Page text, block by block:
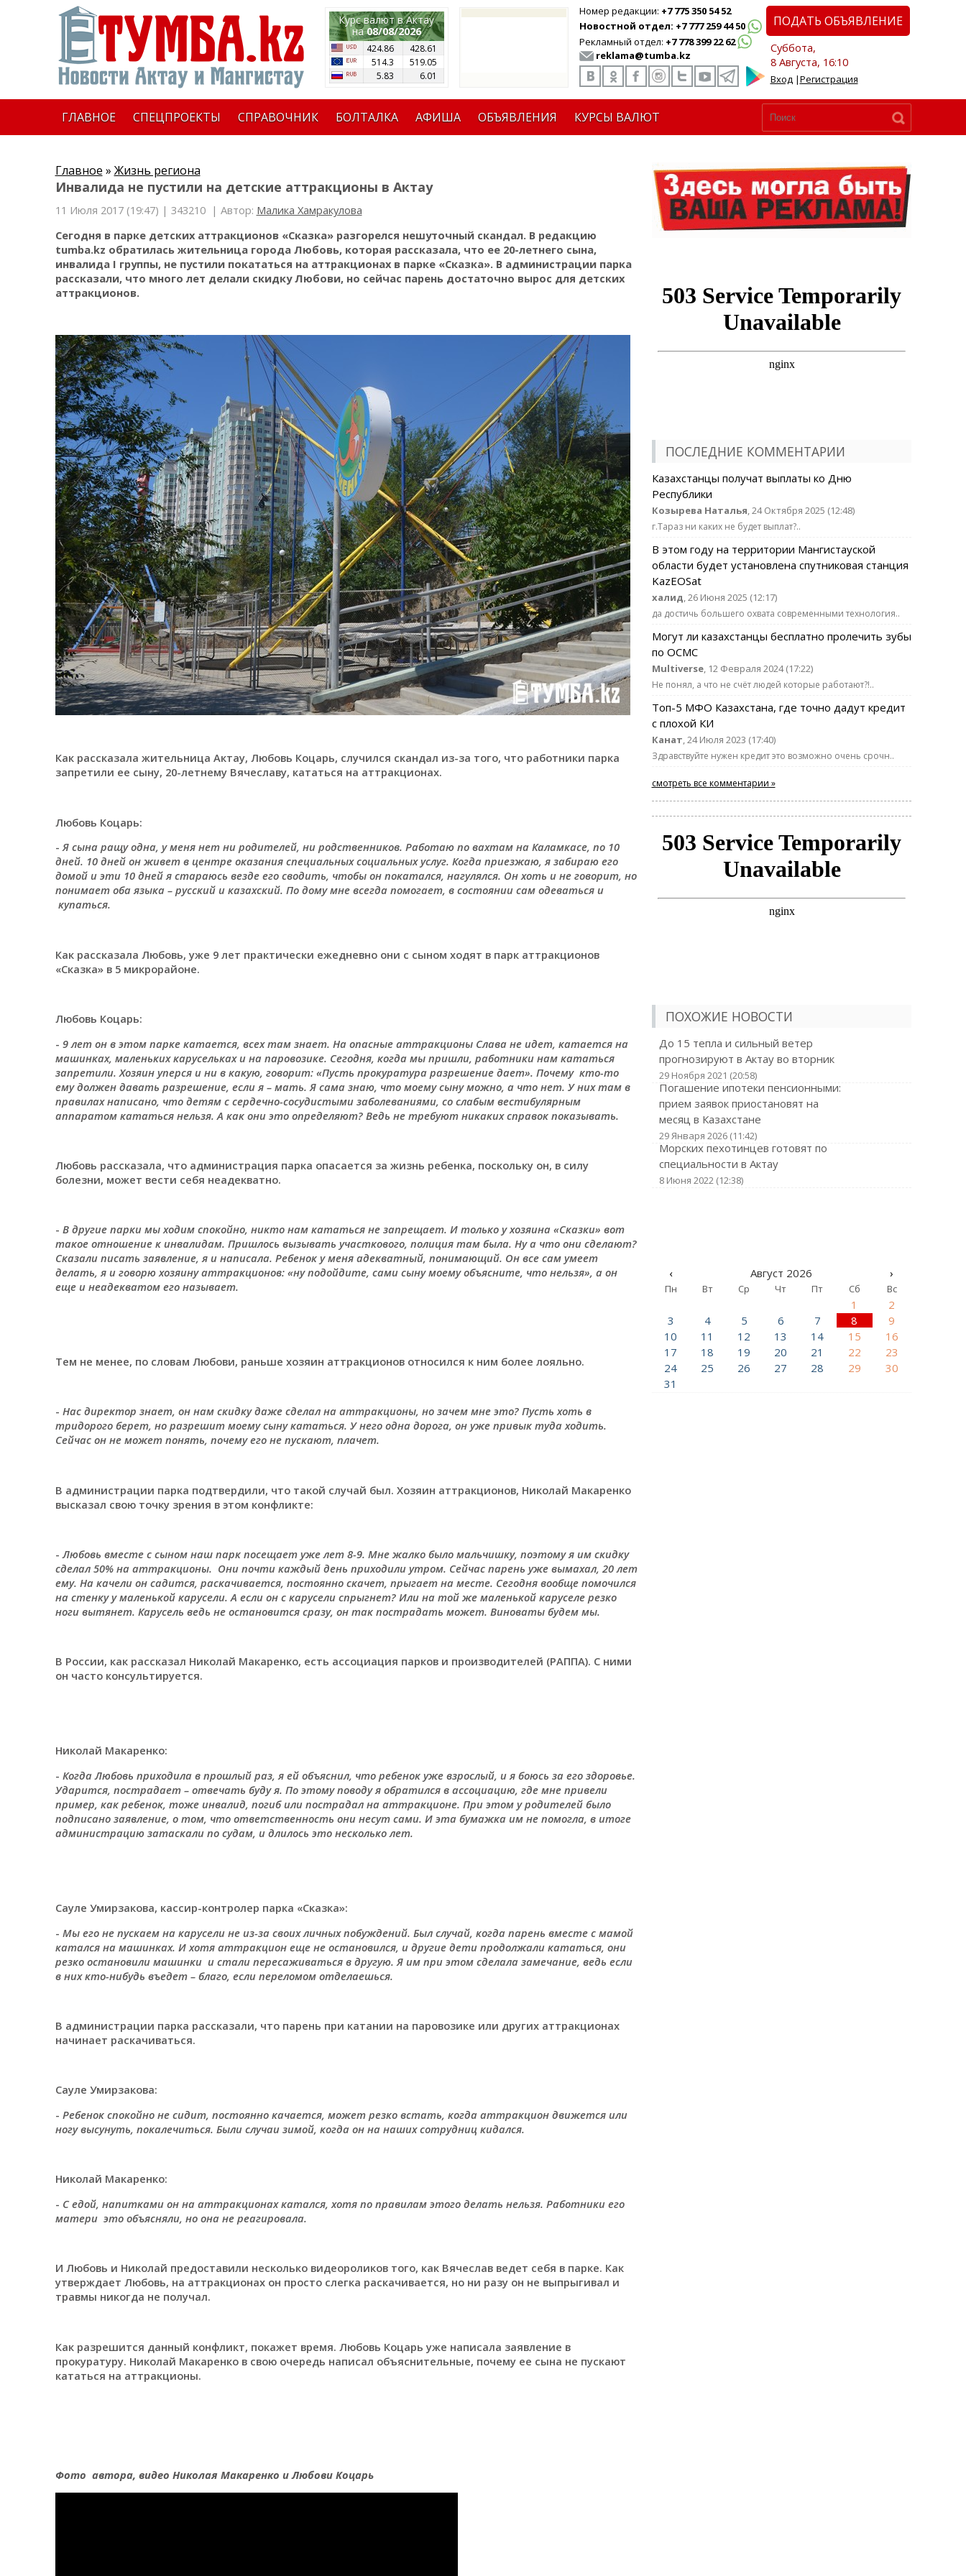
Курс валют в Актау
на08/08/2026
424.86
428.61
514.3
519.05
5.83
6.01
Номер редакции: +7 775 350 54 52
Новостной отдел: +7 777 259 44 50
Рекламный отдел: +7 778 399 22 62
reklama@tumba.kz
ПОДАТЬ ОБЪЯВЛЕНИЕ
Суббота,
8 Августа, 16:10
Вход|Регистрация
ГЛАВНОЕ СПЕЦПРОЕКТЫ СПРАВОЧНИК БОЛТАЛКА АФИША ОБЪЯВЛЕНИЯ КУРСЫ ВАЛЮТ
Главное » Жизнь региона
Инвалида не пустили на детские аттракционы в Актау
11 Июля 2017 (19:47) | 343210 | Автор: Малика Хамракулова
Сегодня в парке детских аттракционов «Сказка» разгорелся нешуточный скандал. В редакцию
tumba.kz обратилась жительница города Любовь, которая рассказала, что ее 20-летнего сына,
инвалида I группы, не пустили покататься на аттракционах в парке «Сказка». В администрации парка
рассказали, что много лет делали скидку Любови, но сейчас парень достаточно вырос для детских
аттракционов.
Как рассказала жительница Актау, Любовь Коцарь, случился скандал из-за того, что работники парка
запретили ее сыну, 20-летнему Вячеславу, кататься на аттракционах.
Любовь Коцарь:
-Я сына ращу одна, у меня нет ни родителей, ни родственников. Работаю по вахтам на Каламкасе, по 10
дней. 10 дней он живет в центре оказания специальных социальных услуг. Когда приезжаю, я забираю его
домой и эти 10 дней я стараюсь везде его сводить, чтобы он покатался, нагулялся. Он хоть и не говорит, но
понимает оба языка – русский и казахский. По дому мне всегда помогает, в состоянии сам одеваться и
купаться.
Как рассказала Любовь, уже 9 лет практически ежедневно они с сыном ходят в парк аттракционов
«Сказка» в 5 микрорайоне.
Любовь Коцарь:
- 9 лет он в этом парке катается, всех там знает. На опасные аттракционы Слава не идет, катается на
машинках, маленьких карусельках и на паровозике. Сегодня, когда мы пришли, работники нам кататься
запретили. Хозяин уперся и ни в какую, говорит: «Пусть прокуратура разрешение дает». Почему кто-то
ему должен давать разрешение, если я – мать. Я сама знаю, что моему сыну можно, а что нет. У них там в
правилах написано, что детям с сердечно-сосудистыми заболеваниями, со слабым вестибулярным
аппаратом кататься нельзя. А как они это определяют? Ведь не требуют никаких справок показывать.
Любовь рассказала, что администрация парка опасается за жизнь ребенка, поскольку он, в силу
болезни, может вести себя неадекватно.
- В другие парки мы ходим спокойно, никто нам кататься не запрещает. И только у хозяина «Сказки» вот
такое отношение к инвалидам. Пришлось вызывать участкового, полиция там была. Ну а что они сделают?
Сказали писать заявление, я и написала. Ребенок у меня адекватный, понимающий. Он все сам умеет
делать, я и говорю хозяину аттракционов: «ну подойдите, сами сыну моему объясните, что нельзя», а он
еще и неадекватом его называет.
Тем не менее, по словам Любови, раньше хозяин аттракционов относился к ним более лояльно.
- Нас директор знает, он нам скидку даже сделал на аттракционы, но зачем мне это? Пусть хоть в
тридорого берет, но разрешит моему сыну кататься. У него одна дорога, он уже привык туда ходить.
Сейчас он не может понять, почему его не пускают, плачет.
В администрации парка подтвердили, что такой случай был. Хозяин аттракционов, Николай Макаренко
высказал свою точку зрения в этом конфликте:
-Любовь вместе с сыном наш парк посещает уже лет 8-9. Мне жалко было мальчишку, поэтому я им скидку
сделал 50% на аттракционы. Они почти каждый день приходили утром. Сейчас парень уже вымахал, 20 лет
ему. На качели он садится, раскачивается, постоянно скачет, прыгает на месте. Сегодня вообще помочился
на стенку у маленькой карусели. А если он с карусели спрыгнет? Или на той же маленькой каруселе резко
ноги вытянет. Карусель ведь не остановится сразу, он так пострадать может. Виноваты будем мы.
В России, как рассказал Николай Макаренко, есть ассоциация парков и производителей (РАППА). С ними
он часто консультируется.
Николай Макаренко:
- Когда Любовь приходила в прошлый раз, я ей объяснил, что ребенок уже взрослый, и я боюсь за его здоровье.
Ударится, пострадает – отвечать буду я. По этому поводу я обратился в ассоциацию, где мне привели
пример, как ребенок, тоже инвалид, погиб или пострадал на аттракционе. При этом у родителей было
подписано заявление, о том, что ответственность они несут сами. И эта бумажка им не помогла, в итоге
администрацию затаскали по судам, и длилось это несколько лет.
Сауле Умирзакова, кассир-контролер парка «Сказка»:
- Мы его не пускаем на карусели не из-за своих личных побуждений. Был случай, когда парень вместе с мамой
катался на машинках. И хотя аттракцион еще не остановился, и другие дети продолжали кататься, они
резко остановили машинки и стали пересаживаться в другую. Я им при этом сделала замечание, ведь если
в них кто-нибудь въедет – благо, если переломом отделаешься.
В администрации парка рассказали, что парень при катании на паровозике или других аттракционах
начинает раскачиваться.
Сауле Умирзакова:
- Ребенок спокойно не сидит, постоянно качается, может резко встать, когда аттракцион движется или
ногу высунуть, покалечиться. Были случаи зимой, когда он на наших сотрудниц кидался.
Николай Макаренко:
- С едой, напитками он на аттракционах катался, хотя по правилам этого делать нельзя. Работники его
матери это объясняли, но она не реагировала.
И Любовь и Николай предоставили несколько видеороликов того, как Вячеслав ведет себя в парке. Как
утверждает Любовь, на аттракционах он просто слегка раскачивается, но ни разу он не выпрыгивал и
травмы никогда не получал.
Как разрешится данный конфликт, покажет время. Любовь Коцарь уже написала заявление в
прокуратуру. Николай Макаренко в свою очередь написал объяснительные, почему ее сына не пускают
кататься на аттракционы.
Фото автора, видео Николая Макаренко и Любови Коцарь
ПОСЛЕДНИЕ КОММЕНТАРИИ
Казахстанцы получат выплаты ко Дню
Республики
Козырева Наталья, 24 Октября 2025 (12:48)
г.Тараз ни каких не будет выплат?..
В этом году на территории Мангистауской
области будет установлена спутниковая станция
KazEOSat
халид, 26 Июня 2025 (12:17)
да достичь большего охвата современными технология..
Могут ли казахстанцы бесплатно пролечить зубы
по ОСМС
Multiverse, 12 Февраля 2024 (17:22)
Не понял, а что не счёт людей которые работают?!..
Топ-5 МФО Казахстана, где точно дадут кредит
с плохой КИ
Канат, 24 Июля 2023 (17:40)
Здравствуйте нужен кредит это возможно очень срочн..
смотреть все комментарии »
ПОХОЖИЕ НОВОСТИ
До 15 тепла и сильный ветер
прогнозируют в Актау во вторник
29 Ноября 2021 (20:58)
Погашение ипотеки пенсионными:
прием заявок приостановят на
месяц в Казахстане
29 Января 2026 (11:42)
Морских пехотинцев готовят по
специальности в Актау
8 Июня 2022 (12:38)
‹ Август 2026 ›
Пн Вт Ср Чт Пт Сб Вс
1
2
3
4 5 6 7 8
9
10
11 12 13 14 15
16
17
18 19 20 21 22
23
24
25 26 27 28 29
30
31